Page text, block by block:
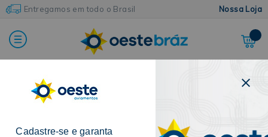
Entregamos em todo o Brasil Nossa Loja
Home Armarinhos e Acessórios
Cadastre-se e garanta